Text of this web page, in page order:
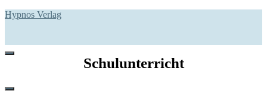
Hypnos Verlag
Schulunterricht